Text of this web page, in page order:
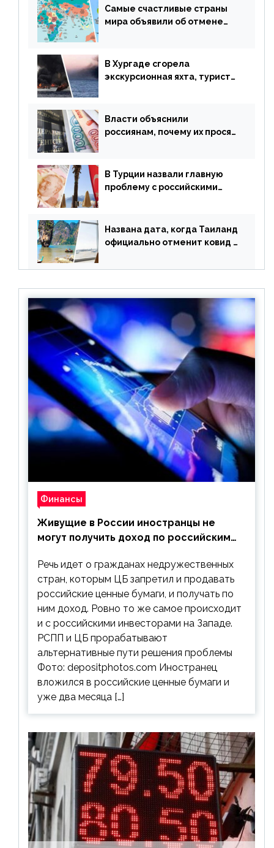
Самые счастливые страны
мира объявили об отмене
В Хургаде сгорела
экскурсионная яхта, туристы
Власти объяснили
россиянам, почему их просят
В Турции назвали главную
проблему с российскими
Названа дата, когда Таиланд
официально отменит ковид и
Финансы
Живущие в России иностранцы не
могут получить доход по российским
Речь идет о гражданах недружественных
стран, которым ЦБ запретил и продавать
российские ценные бумаги, и получать по
ним доход. Ровно то же самое происходит
и с российскими инвесторами на Западе.
РСПП и ЦБ прорабатывают
альтернативные пути решения проблемы
Фото: depositphotos.com Иностранец
вложился в российские ценные бумаги и
уже два месяца […]